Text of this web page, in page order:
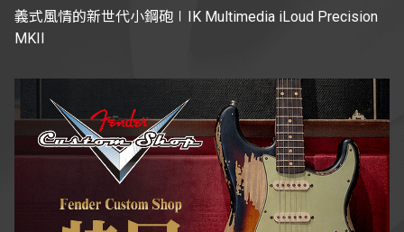
義式風情的新世代小鋼砲∣IK Multimedia iLoud Precision
MKII